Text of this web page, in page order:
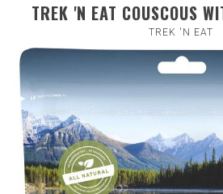
TREK 'N EAT COUSCOUS
TREK 'N EAT